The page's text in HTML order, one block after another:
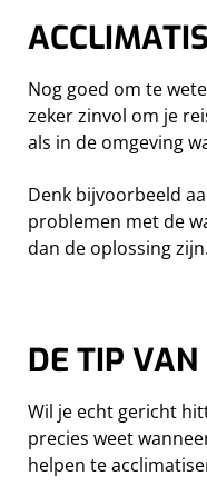
Nog goed om te
zeker zinvol om je
als in de omgeving
Denk bijvoorbeeld
problemen met de
dan de oplossing zijn.
DE TIP VAN
Wil je echt gericht
precies weet
helpen te